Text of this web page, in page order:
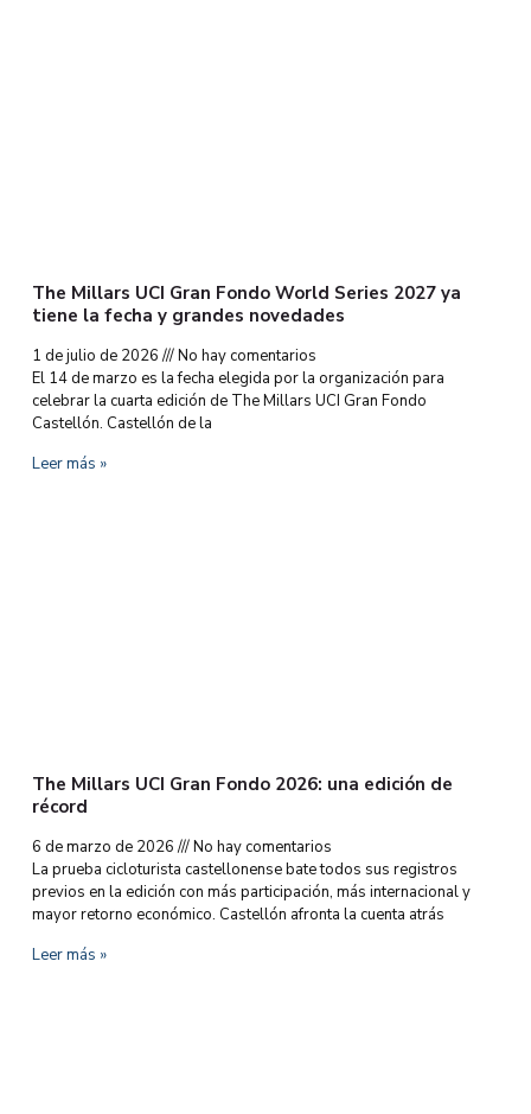
The Millars UCI Gran Fondo World Series 2027 ya
tiene la fecha y grandes novedades
1 de julio de 2026
No hay comentarios
El 14 de marzo es la fecha elegida por la organización para
celebrar la cuarta edición de The Millars UCI Gran Fondo
Castellón. Castellón de la
Leer más »
The Millars UCI Gran Fondo 2026: una edición de
récord
6 de marzo de 2026
No hay comentarios
La prueba cicloturista castellonense bate todos sus registros
previos en la edición con más participación, más internacional y
mayor retorno económico. Castellón afronta la cuenta atrás
Leer más »